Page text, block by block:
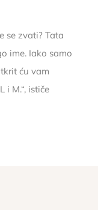
se zvati? Tata
ime. Iako samo
ću vam
i M.“, ističe